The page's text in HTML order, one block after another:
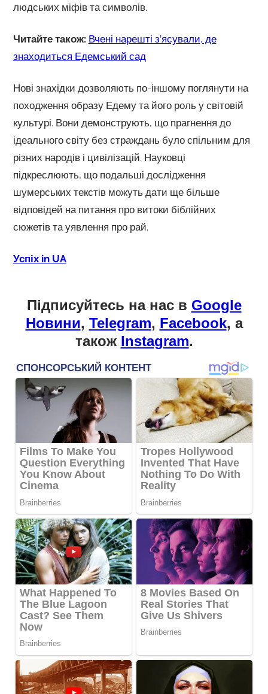
людських міфів та символів.
Читайте також: Вчені нарешті з’ясували, де
знаходиться Едемський сад
Нові знахідки дозволяють по-іншому поглянути на
походження образу Едему та його роль у світовій
культурі. Вони демонструють, що прагнення до
ідеального світу без страждань було спільним для
різних народів і цивілізацій. Науковці
підкреслюють, що подальші дослідження
шумерських текстів можуть дати ще більше
відповідей на питання про витоки біблійних
сюжетів та уявлення про рай.
Успіх in UA
Підписуйтесь на нас в Google
Новини, Telegram, Facebook, а
також Instagram.